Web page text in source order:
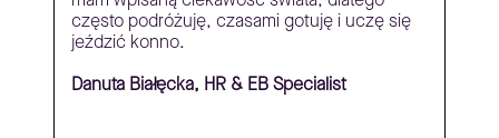
często podróżuję, czasami gotuję i uczę się
jeździć konno.
Danuta Białęcka, HR & EB Specialist